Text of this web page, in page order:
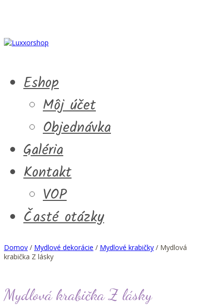
Eshop
Môj účet
Objednávka
Galéria
Kontakt
VOP
Časté otázky
Domov / Mydlové dekorácie / Mydlové krabičky / Mydlová
krabička Z lásky
Mydlová krabička Z lásky